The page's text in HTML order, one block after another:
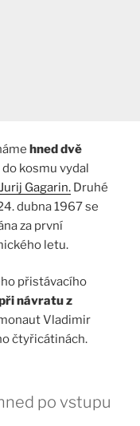
hned dvě
do kosmu vydal
Jurij Gagarin. Druhé
dubna 1967 se
za první
letu.
přistávacího
návratu z
Vladimir
čtyřicátinách.
po vstupu